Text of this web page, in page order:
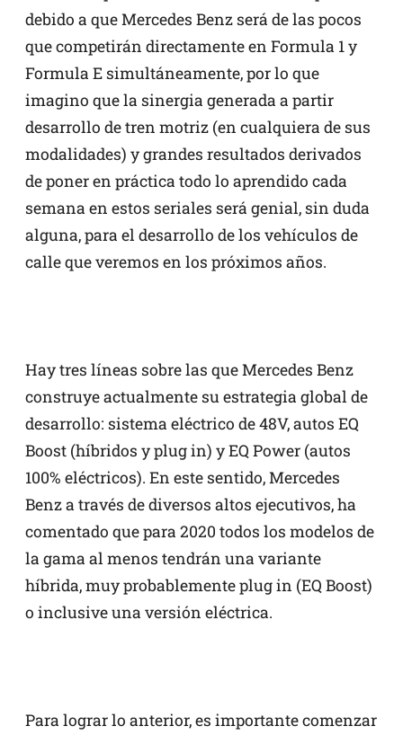
debido a que Mercedes Benz será de las pocos
que competirán directamente en Formula 1 y
Formula E simultáneamente, por lo que
imagino que la sinergia generada a partir
desarrollo de tren motriz (en cualquiera de sus
modalidades) y grandes resultados derivados
de poner en práctica todo lo aprendido cada
semana en estos seriales será genial, sin duda
alguna, para el desarrollo de los vehículos de
calle que veremos en los próximos años.
Hay tres líneas sobre las que Mercedes Benz
construye actualmente su estrategia global de
desarrollo: sistema eléctrico de 48V, autos EQ
Boost (híbridos y plug in) y EQ Power (autos
100% eléctricos). En este sentido, Mercedes
Benz a través de diversos altos ejecutivos, ha
comentado que para 2020 todos los modelos de
la gama al menos tendrán una variante
híbrida, muy probablemente plug in (EQ Boost)
o inclusive una versión eléctrica.
Para lograr lo anterior, es importante comenzar